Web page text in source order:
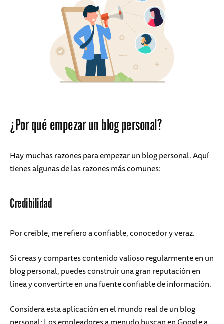
¿Por qué empezar un blog personal?
Hay muchas razones para empezar un blog personal. Aquí
tienes algunas de las razones más comunes:
Credibilidad
Por creíble, me refiero a confiable, conocedor y veraz.
Si creas y compartes contenido valioso regularmente en un
blog personal, puedes construir una gran reputación en
línea y convertirte en una fuente confiable de información.
Considera esta aplicación en el mundo real de un blog